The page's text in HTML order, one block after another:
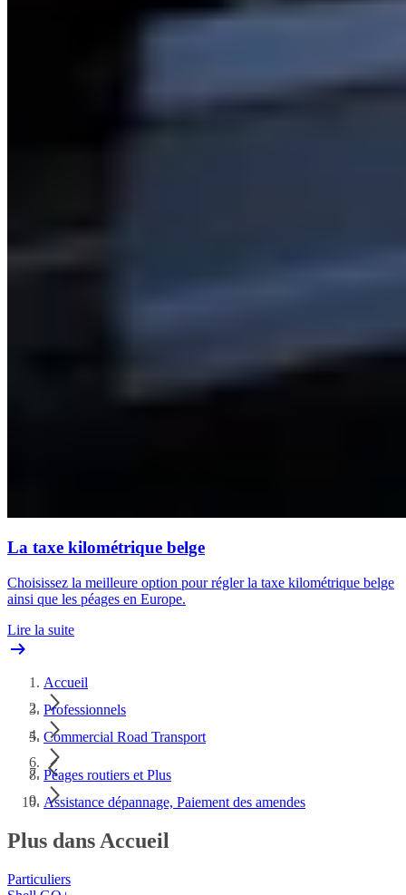
La taxe kilométrique belge
Choisissez la meilleure option pour régler la taxe kilométrique belge
ainsi que les péages en Europe.
Lire la suite
Accueil
Professionnels
Commercial Road Transport
Péages routiers et Plus
Assistance dépannage, Paiement des amendes
Plus dans Accueil
Particuliers